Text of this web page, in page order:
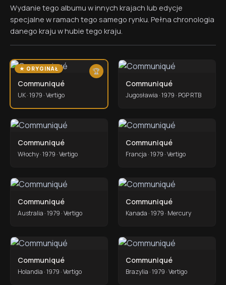
Wydanie tego albumu w innych krajach lub edycje
specjalne w ramach tego samego rynku. Pełna chronologia
danego kraju w hubie tego kraju.
★ ORYGINAŁ 🏆
Communiqué
UK · 1979 · Vertigo
Communiqué
Jugosławia · 1979 · PGP RTB
Communiqué
Włochy · 1979 · Vertigo
Communiqué
Francja · 1979 · Vertigo
Communiqué
Australia · 1979 · Vertigo
Communiqué
Kanada · 1979 · Mercury
Communiqué
Holandia · 1979 · Vertigo
Communiqué
Brazylia · 1979 · Vertigo